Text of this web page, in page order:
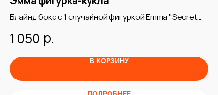
Блайнд бокс с 1 случайной фигуркой Emma "Secret
1 050 р.
В КОРЗИНУ